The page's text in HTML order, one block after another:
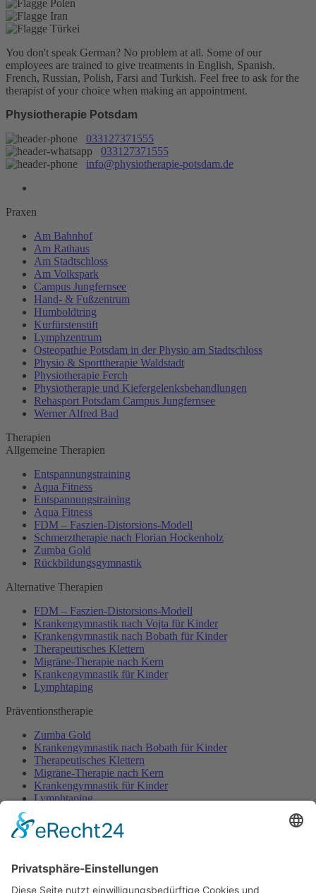
You don't speak German? No problem at all. Some of our
employees are trained to give treatments in English, Spanish,
French, Russian, Polish, Farsi and Turkish. Feel free to ask for the
therapist of your choice when making an appointment.
Physiotherapie Potsdam
033127371555
033127371555
info@physiotherapie-potsdam.de
Praxen
Am Bahnhof
Am Rathaus
Am Stadtschloss
Am Volkspark
Campus Jungfernsee
Hand- & Fußzentrum
Humboldtring
Kurfürstenstift
Lymphzentrum
Osteopathie Potsdam in der Physio am Stadtschloss
Physio & Sporttherapie Waldstadt
Physiotherapie Ferch
Physiotherapie und Kiefergelenksbehandlungen
Rehasport Potsdam Campus Jungfernsee
Werner Alfred Bad
Therapien
Allgemeine Therapien
Entspannungstraining
Aqua Fitness
Entspannungstraining
Aqua Fitness
FDM – Faszien-Distorsions-Modell
Schmerztherapie nach Florian Hockenholz
Zumba Gold
Rückbildungsgymnastik
Alternative Therapien
FDM – Faszien-Distorsions-Modell
Krankengymnastik nach Vojta für Kinder
Krankengymnastik nach Bobath für Kinder
Therapeutisches Klettern
Migräne-Therapie nach Kern
Krankengymnastik für Kinder
Lymphtaping
Präventionstherapie
Zumba Gold
Krankengymnastik nach Bobath für Kinder
Therapeutisches Klettern
Migräne-Therapie nach Kern
Krankengymnastik für Kinder
Lymphtaping
Rücken Therapie
Aqua Fitness
FDM – Faszien-Distorsions-Modell